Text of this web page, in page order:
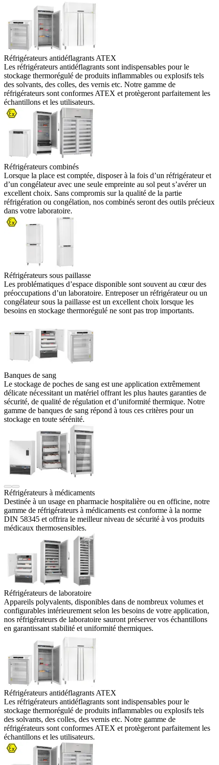
Réfrigérateurs antidéflagrants ATEX
Les réfrigérateurs antidéflagrants sont indispensables pour le
stockage thermorégulé de produits inflammables ou explosifs tels
des solvants, des colles, des vernis etc. Notre gamme de
réfrigérateurs sont conformes ATEX et protègeront parfaitement les
échantillons et les utilisateurs.
Réfrigérateurs combinés
Lorsque la place est comptée, disposer à la fois d’un réfrigérateur et
d’un congélateur avec une seule empreinte au sol peut s’avérer un
excellent choix. Sans compromis sur la qualité de la partie
réfrigération ou congélation, nos combinés seront des outils précieux
dans votre laboratoire.
Réfrigérateurs sous paillasse
Les problématiques d’espace disponible sont souvent au cœur des
préoccupations d’un laboratoire. Entreposer un réfrigérateur ou un
congélateur sous la paillasse est un excellent choix lorsque les
besoins en stockage thermorégulé ne sont pas trop importants.
Banques de sang
Le stockage de poches de sang est une application extrêmement
délicate nécessitant un matériel offrant les plus hautes garanties de
sécurité, de qualité de régulation et d’uniformité thermique. Notre
gamme de banques de sang répond à tous ces critères pour un
stockage en toute sérénité.
Réfrigérateurs à médicaments
Destinée à un usage en pharmacie hospitalière ou en officine, notre
gamme de réfrigérateurs à médicaments est conforme à la norme
DIN 58345 et offrira le meilleur niveau de sécurité à vos produits
médicaux thermosensibles.
Réfrigérateurs de laboratoire
Appareils polyvalents, disponibles dans de nombreux volumes et
configurables intérieurement selon les besoins de votre application,
nos réfrigérateurs de laboratoire sauront préserver vos échantillons
en garantissant stabilité et uniformité thermiques.
Réfrigérateurs antidéflagrants ATEX
Les réfrigérateurs antidéflagrants sont indispensables pour le
stockage thermorégulé de produits inflammables ou explosifs tels
des solvants, des colles, des vernis etc. Notre gamme de
réfrigérateurs sont conformes ATEX et protègeront parfaitement les
échantillons et les utilisateurs.